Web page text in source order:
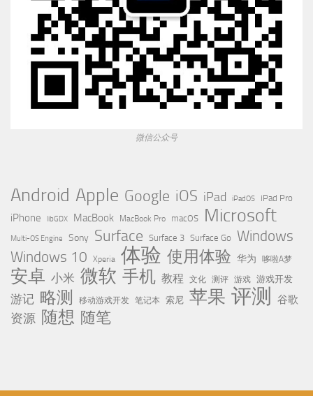
微信公众号
Android Apple Google iOS iPad iPadOS iPad Pro
iPhone libGDX MacBook MacBook Pro macOS Microsoft
Multi-OS Engine Sony Surface Surface 3 Surface Go Windows
Windows 10 Xperia 体验 使用体验 华为 哆啦A梦
安卓 小米 微软 手机 教程 文化 测评 游戏 游戏开发
游记 略测 移动游戏开发 笔记本 索尼 苹果 评测 谷歌
资源 随想 随笔